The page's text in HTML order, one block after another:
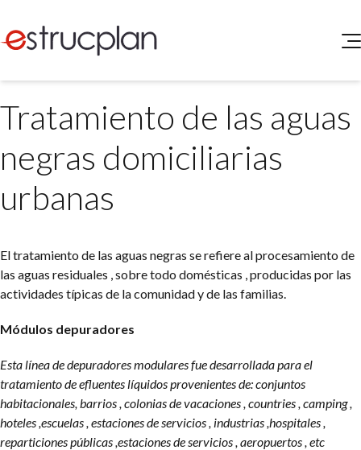
SERVICIOS
Medio Ambiente
Legislación
INGRESAR
Matriz Profesional
Tratamiento de las aguas
negras domiciliarias
urbanas
El tratamiento de las aguas negras se refiere al procesamiento de
las aguas residuales , sobre todo domésticas , producidas por las
actividades típicas de la comunidad y de las familias.
Módulos depuradores
Esta línea de depuradores modulares fue desarrollada para el
tratamiento de efluentes líquidos provenientes de: conjuntos
habitacionales, barrios , colonias de vacaciones , countries , camping ,
hoteles ,escuelas , estaciones de servicios , industrias ,hospitales ,
reparticiones públicas ,estaciones de servicios , aeropuertos , etc